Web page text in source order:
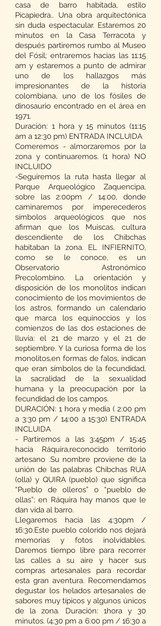
casa de barro habitada, estilo
Picapiedra.. Una obra arquitectónica
sin duda espectacular. Estaremos 20
minutos en la Casa Terracota y
después partiremos rumbo al Museo
del Fósil; entraremos hacias las 11:15
am y estaremos a punto de admirar
uno de los hallazgos más
impresionantes de la historia
colombiana, uno de los fósiles de
dinosaurio encontrado en el área en
1971.
Duración: 1 hora y 15 minutos (11:15
am a 12:30 pm) ENTRADA INCLUIDA
Comeremos - almorzaremos por la
zona y continuaremos. (1 hora) NO
INCLUIDO
-Seguiremos la ruta hasta llegar al
Parque Arqueológico Zaquencipa,
sobre las 2:00pm / 14:00, donde
caminaremos por imperecederos
símbolos arqueológicos que nos
afirman que los Muiscas, cultura
descendiente de los Chibchas
habitaban la zona. EL INFIERNITO,
como se le conoce, es un
Observatorio Astronómico
Precolombino. La orientación y
disposición de los monolitos indican
conocimiento de los movimientos de
los astros, formando un calendario
que marca los equinoccios y los
comienzos de las dos estaciones de
lluvia: el 21 de marzo y el 21 de
septiembre. Y la curiosa forma de los
monolitos,en formas de falos, indican
que eran símbolos de la fecundidad,
la sacralidad de la sexualidad
humana y la preocupación por la
fecundidad de los campos.
DURACIÓN: 1 hora y media ( 2:00 pm
a 3:30 pm / 14:00 a 15:30) ENTRADA
INCLUIDA
- Partiremos a las 3:45pm / 15:45
hacia Ráquira,reconocido territorio
artesano .Su nombre proviene de la
unión de las palabras Chibchas RUA
(olla) y QUIRA (pueblo) que significa
“Pueblo de olleros” o “pueblo de
ollas”; en Ráquira hay manos que le
dan vida al barro.
Llegaremos hacia las 4:30pm /
16:30.Este pueblo colorido nos dejará
memorias y fotos inolvidables.
Daremos tiempo libre para recorrer
las calles a su aire y hacer sus
compras artesanales para recordar
esta gran aventura. Recomendamos
degustar los helados artesanales de
sabores muy típicos y algunos únicos
de la zona. Duración: 1hora y 30
minutos. (4:30 pm a 6:00 pm / 16:30 a